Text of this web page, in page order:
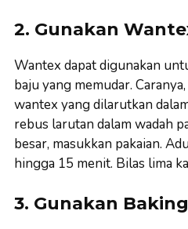
2. Gunakan
Wantex dapat digunakan
baju yang memudar.
wantex yang dilarutkan
rebus larutan dalam wadah
besar, masukkan pakaian.
hingga 15 menit. Bilas lima
3. Gunakan